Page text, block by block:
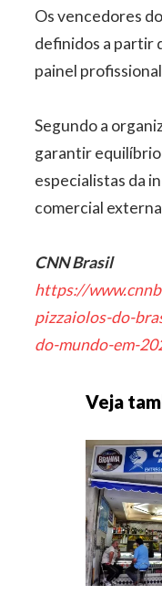
Os vencedores
definidos a partir
painel
Segundo a
garantir
especialistas da
comercial
CNN Brasil
https://
pizzaiolos-do-
do-mundo-em-
Veja